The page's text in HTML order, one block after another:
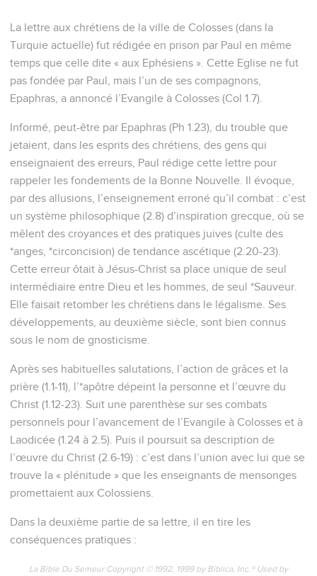
La lettre aux chrétiens de la ville de Colosses (dans la
Turquie actuelle) fut rédigée en prison par Paul en même
temps que celle dite « aux Ephésiens ». Cette Eglise ne fut
pas fondée par Paul, mais l’un de ses compagnons,
Epaphras, a annoncé l’Evangile à Colosses (Col 1.7).
Informé, peut-être par Epaphras (Ph 1.23), du trouble que
jetaient, dans les esprits des chrétiens, des gens qui
enseignaient des erreurs, Paul rédige cette lettre pour
rappeler les fondements de la Bonne Nouvelle. Il évoque,
par des allusions, l’enseignement erroné qu’il combat : c’est
un système philosophique (2.8) d’inspiration grecque, où se
mêlent des croyances et des pratiques juives (culte des
*anges, *circoncision) de tendance ascétique (2.20-23).
Cette erreur ôtait à Jésus-Christ sa place unique de seul
intermédiaire entre Dieu et les hommes, de seul *Sauveur.
Elle faisait retomber les chrétiens dans le légalisme. Ses
développements, au deuxième siècle, sont bien connus
sous le nom de gnosticisme.
Après ses habituelles salutations, l’action de grâces et la
prière (1.1-11), l’*apôtre dépeint la personne et l’œuvre du
Christ (1.12-23). Suit une parenthèse sur ses combats
personnels pour l’avancement de l’Evangile à Colosses et à
Laodicée (1.24 à 2.5). Puis il poursuit sa description de
l’œuvre du Christ (2.6-19) : c’est dans l’union avec lui que se
trouve la « plénitude » que les enseignants de mensonges
promettaient aux Colossiens.
Dans la deuxième partie de sa lettre, il en tire les
conséquences pratiques :
La Bible Du Semeur Copyright © 1992, 1999 by Biblica, Inc.® Used by